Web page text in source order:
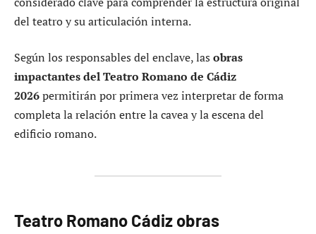
del teatro y su articulación interna.
Según los responsables del enclave, las obras
impactantes del Teatro Romano de Cádiz
2026permitirán por primera vez interpretar de forma
completa la relación entre la cavea y la escena del
edificio romano.
Teatro Romano Cádiz obras